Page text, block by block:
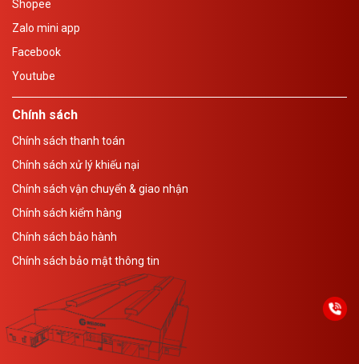
Shopee
Zalo mini app
Facebook
Youtube
Chính sách
Chính sách thanh toán
Chính sách xử lý khiếu nại
Chính sách vận chuyển & giao nhận
Chính sách kiểm hàng
Chính sách bảo hành
Chính sách bảo mật thông tin